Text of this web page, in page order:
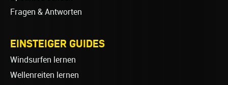
Fragen & Antworten
EINSTEIGER GUIDES
Windsurfen lernen
Wellenreiten lernen